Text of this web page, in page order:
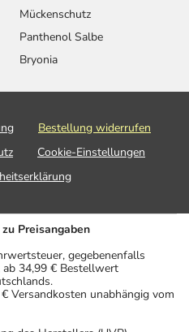
Mückenschutz
Panthenol Salbe
Bryonia
Bestellung widerrufen
Cookie-Einstellungen
Preisangaben
gegebenenfalls
ab 34,99 € Bestellwert
Versandkosten unabhängig vom